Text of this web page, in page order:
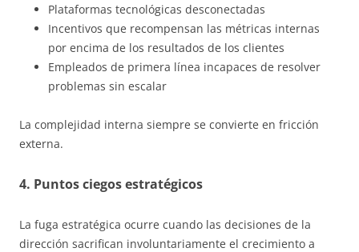
Plataformas tecnológicas desconectadas
Incentivos que recompensan las métricas internas
por encima de los resultados de los clientes
Empleados de primera línea incapaces de resolver
problemas sin escalar
La complejidad interna siempre se convierte en fricción
externa.
4. Puntos ciegos estratégicos
La fuga estratégica ocurre cuando las decisiones de la
dirección sacrifican involuntariamente el crecimiento a